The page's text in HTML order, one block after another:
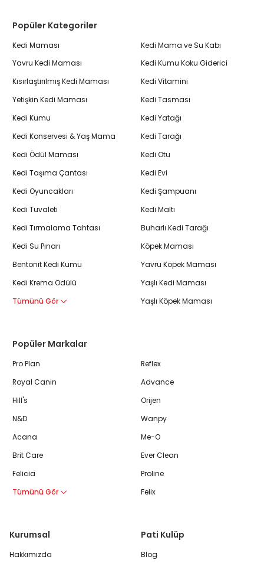
Popüler Kategoriler
Kedi Maması
Yavru Kedi Maması
Kısırlaştırılmış Kedi Maması
Yetişkin Kedi Maması
Kedi Kumu
Kedi Konservesi & Yaş Mama
Kedi Ödül Maması
Kedi Taşıma Çantası
Kedi Oyuncakları
Kedi Tuvaleti
Kedi Tırmalama Tahtası
Kedi Su Pınarı
Bentonit Kedi Kumu
Kedi Krema Ödülü
Tümünü Gör
Kedi Mama ve Su Kabı
Kedi Kumu Koku Giderici
Kedi Vitamini
Kedi Tasması
Kedi Yatağı
Kedi Tarağı
Kedi Otu
Kedi Evi
Kedi Şampuanı
Kedi Maltı
Buharlı Kedi Tarağı
Köpek Maması
Yavru Köpek Maması
Yaşlı Kedi Maması
Yaşlı Köpek Maması
Popüler Markalar
Pro Plan
Royal Canin
Hill's
N&D
Acana
Brit Care
Felicia
Tümünü Gör
Reflex
Advance
Orijen
Wanpy
Me-O
Ever Clean
Proline
Felix
Kurumsal
Hakkımızda
Pati Kulüp
Blog